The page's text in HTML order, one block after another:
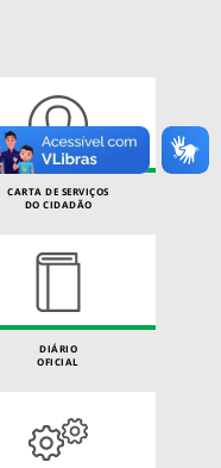
CARTA DE SERVIÇOS
DO CIDADÃO
DIÁRIO
OFICIAL